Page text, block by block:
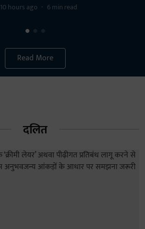
10 hours ago 6min read
Read More
दलित